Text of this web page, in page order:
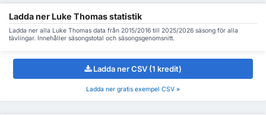
Ladda ner Luke Thomas statistik
Ladda ner alla Luke Thomas data från 2015/2016 till 2025/2026 säsong för alla
tävlingar. Innehåller säsongstotal och säsongsgenomsnitt.
Ladda ner CSV (1 kredit)
Ladda ner gratis exempel CSV »